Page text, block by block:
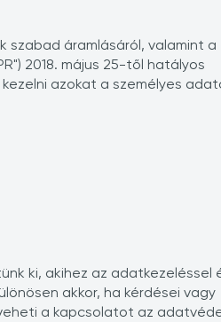
áramlásáról, valamint a
2018. május 25-től hatályos
azokat a személyes
ki, akihez az adatkezeléssel
akkor, ha kérdései vagy
a kapcsolatot az